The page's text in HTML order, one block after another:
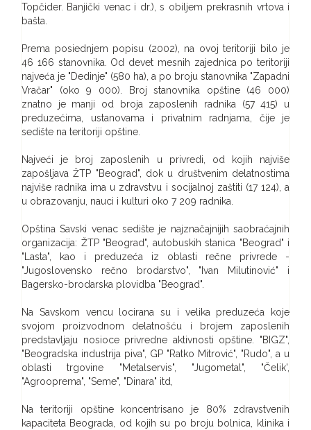
Topčider. Banjički venac i dr.), s obiljem prekrasnih vrtova i
bašta.
Prema posiednjem popisu (2002), na ovoj teritoriji bilo je
46 166 stanovnika. Od devet mesnih zajednica po teritoriji
najveća je "Dedinje" (580 ha), a po broju stanovnika "Zapadni
Vračar" (oko 9 000). Broj stanovnika opštine (46 000)
znatno je manji od broja zaposlenih radnika (57 415) u
preduzećima, ustanovama i privatnim radnjama, čije je
sedište na teritoriji opštine.
Najveći je broj zaposlenih u privredi, od kojih najviše
zapošljava ŽTP "Beograd", dok u društvenim delatnostima
najviše radnika ima u zdravstvu i socijalnoj zaštiti (17 124), a
u obrazovanju, nauci i kulturi oko 7 209 radnika.
Opština Savski venac sedište je najznačajnijih saobraćajnih
organizacija: ŽTP "Beograd", autobuskih stanica "Beograd" i
"Lasta", kao i preduzeća iz oblasti rečne privrede -
"Jugoslovensko rečno brodarstvo", "Ivan Milutinović" i
Bagersko-brodarska plovidba "Beograd".
Na Savskom vencu locirana su i velika preduzeća koje
svojom proizvodnom delatnošću i brojem zaposlenih
predstavljaju nosioce privredne aktivnosti opštine. "BIGZ",
"Beogradska industrija piva", GP "Ratko Mitrović", "Rudo", a u
oblasti trgovine "Metalservis", "Jugometal", "Čelik',
"Agrooprema", "Seme", "Dinara" itd,
Na teritoriji opštine koncentrisano je 80% zdravstvenih
kapaciteta Beograda, od kojih su po broju bolnica, klinika i